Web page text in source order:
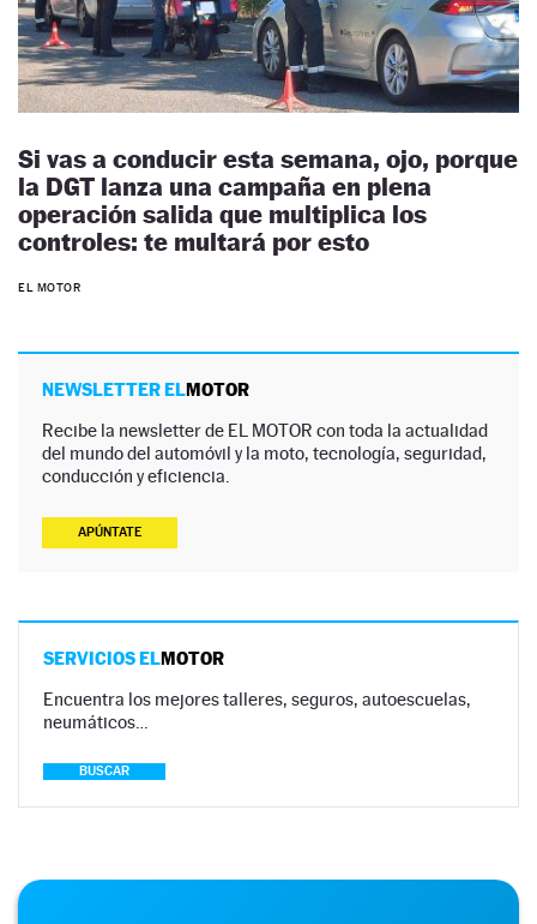
Si vas a conducir esta semana, ojo, porque
la DGT lanza una campaña en plena
operación salida que multiplica los
controles: te multará por esto
EL MOTOR
NEWSLETTER ELMOTOR
Recibe la newsletter de EL MOTOR con toda la actualidad
del mundo del automóvil y la moto, tecnología, seguridad,
conducción y eficiencia.
APÚNTATE
SERVICIOS ELMOTOR
Encuentra los mejores talleres, seguros, autoescuelas,
neumáticos…
BUSCAR